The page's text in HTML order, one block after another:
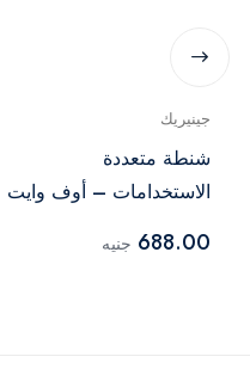
جينيريك
شنطة متعددة
الاستخدامات – أوف وايت
688.00 جنيه